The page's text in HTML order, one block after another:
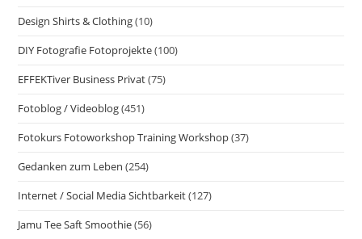
Design Shirts & Clothing(10)
DIY Fotografie Fotoprojekte(100)
EFFEKTiver Business Privat(75)
Fotoblog / Videoblog(451)
Fotokurs Fotoworkshop Training Workshop(37)
Gedanken zum Leben (254)
Internet / Social Media Sichtbarkeit(127)
Jamu Tee Saft Smoothie(56)